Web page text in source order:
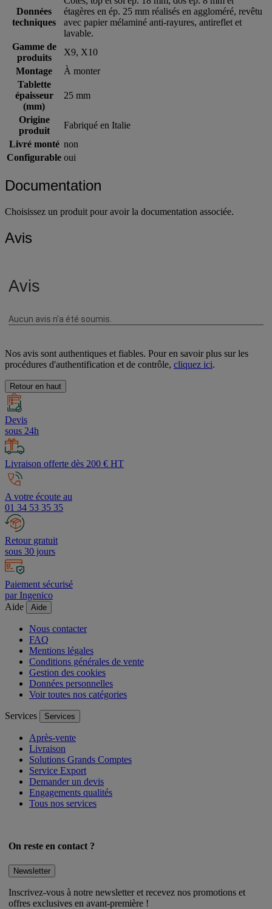
Données
techniques
étagères en ép. 25 mm réalisés en aggloméré, revêtu
avec papier mélaminé anti-rayures, antireflet et
lavable.
Gamme de
produits
X9, X10
Montage
À monter
Tablette
épaisseur
(mm)
25 mm
Origine
produit
Fabriqué en Italie
Livré monté non
Configurable oui
Documentation
Choisissez un produit pour avoir la documentation associée.
Avis
Nos avis sont authentiques et fiables. Pour en savoir plus sur les
procédures d'authentification et de contrôle, cliquez ici.
Retour en haut
Devis
sous 24h
Livraison offerte dès 200 € HT
A votre écoute au
01 34 53 35 35
Retour gratuit
sous 30 jours
Paiement sécurisé
par Ingenico
Aide
Aide
Nous contacter
FAQ
Mentions légales
Conditions générales de vente
Gestion des cookies
Données personnelles
Voir toutes nos catégories
Services Services
Après-vente
Livraison
Solutions Grands Comptes
Service Export
Demander un devis
Engagements qualités
Tous nos services
On reste en contact ?
Newsletter
Inscrivez-vous à notre newsletter et recevez nos promotions et
offres exclusives en avant-première !